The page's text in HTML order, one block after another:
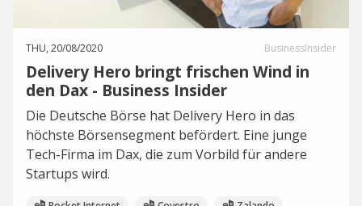
THU, 20/08/2020 BusinessInsider
Delivery Hero bringt frischen Wind in
den Dax - Business Insider
Die Deutsche Börse hat Delivery Hero in das
höchste Börsensegment befördert. Eine junge
Tech-Firma im Dax, die zum Vorbild für andere
Startups wird.